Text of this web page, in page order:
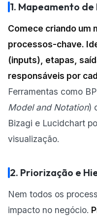
1. Mapeamento de
Comece criando um
processos-chave.
(inputs), etapas,
responsáveis por
Ferramentas como
Model and Notation)
Bizagi e Lucidchart
visualização.
2. Priorização e
Nem todos os
impacto no negócio.